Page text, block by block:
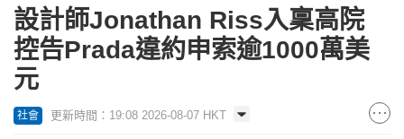
設計師Jonathan Riss入稟高院
控告Prada違約申索逾1000萬美
元
社會 更新時間：19:08 2026-08-07 HKT